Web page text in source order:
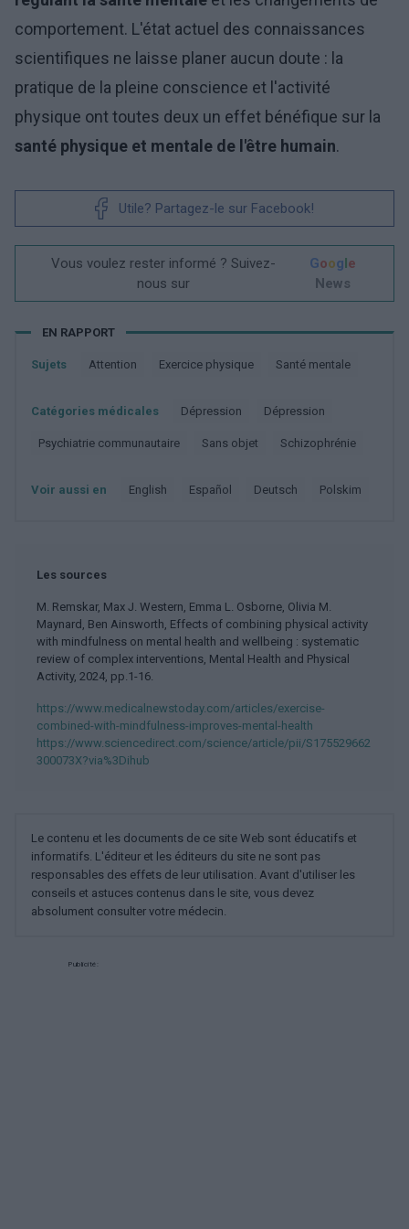
comportement. L'état actuel des connaissances
scientifiques ne laisse planer aucun doute : la
pratique de la pleine conscience et l'activité
physique ont toutes deux un effet bénéfique sur la
santé physique et mentale de l'être humain.
Utile? Partagez-le sur Facebook!
Vous voulez rester informé ? Suivez-
nous sur
Google
News
EN RAPPORT
Sujets Attention Exercice physique Santé mentale
Catégories médicales Dépression Dépression
Psychiatrie communautaire Sans objet Schizophrénie
Voir aussi en english español deutsch polskim
Les sources
M. Remskar, Max J. Western, Emma L. Osborne, Olivia M.
Maynard, Ben Ainsworth, Effects of combining physical activity
with mindfulness on mental health and wellbeing : systematic
review of complex interventions, Mental Health and Physical
Activity, 2024, pp.1-16.
https://www.medicalnewstoday.com/articles/exercise-
combined-with-mindfulness-improves-mental-health
https://www.sciencedirect.com/science/article/pii/S175529662
300073X?via%3Dihub
Le contenu et les documents de ce site Web sont éducatifs et
informatifs. L'éditeur et les éditeurs du site ne sont pas
responsables des effets de leur utilisation. Avant d'utiliser les
conseils et astuces contenus dans le site, vous devez
absolument consulter votre médecin.
Publicité: